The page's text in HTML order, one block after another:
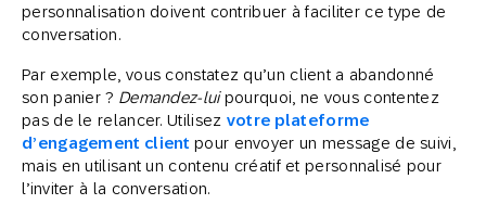
personnalisation doivent contribuer à faciliter ce type de
conversation.
Par exemple, vous constatez qu’un client a abandonné
son panier ? Demandez-luipourquoi, ne vous contentez
pas de le relancer. Utilisez votre plateforme
d’engagement clientpour envoyer un message de suivi,
mais en utilisant un contenu créatif et personnalisé pour
l’inviter à la conversation.